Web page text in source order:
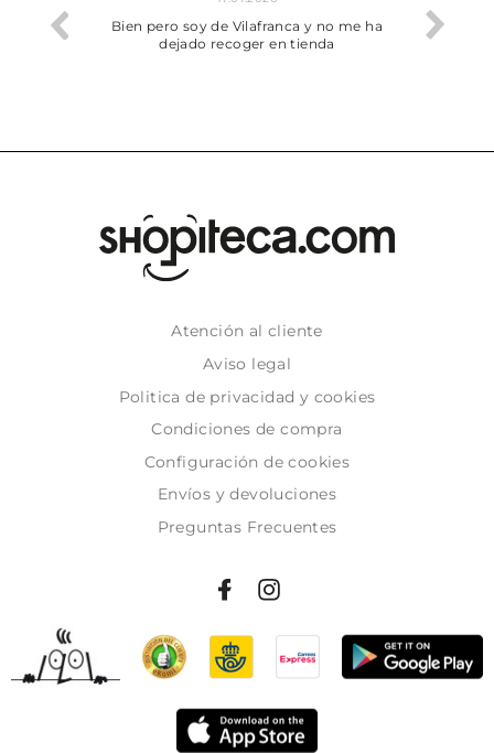
trobat
Bien pero soy de Vilafranca y no me ha
dejado recoger en tienda
Atención al cliente
Aviso legal
Politica de privacidad y cookies
Condiciones de compra
Configuración de cookies
Envíos y devoluciones
Preguntas Frecuentes